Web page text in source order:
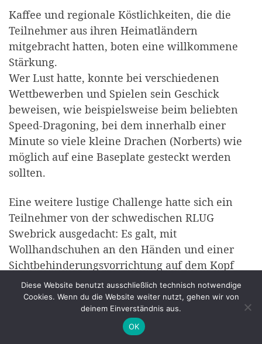
Kaffee und regionale Köstlichkeiten, die die
Teilnehmer aus ihren Heimatländern
mitgebracht hatten, boten eine willkommene
Stärkung.
Wer Lust hatte, konnte bei verschiedenen
Wettbewerben und Spielen sein Geschick
beweisen, wie beispielsweise beim beliebten
Speed-Dragoning, bei dem innerhalb einer
Minute so viele kleine Drachen (Norberts) wie
möglich auf eine Baseplate gesteckt werden
sollten.
Eine weitere lustige Challenge hatte sich ein
Teilnehmer von der schwedischen RLUG
Swebrick ausgedacht: Es galt, mit
Wollhandschuhen an den Händen und einer
Sichtbehinderungsvorrichtung auf dem Kopf
einen aus DUPLO-Steinen gebauten Fäustling
nachzubauen.
Samstag- und Sonntagvormittag verwandelte
Diese Website benutzt ausschließlich technisch notwendige
Cookies. Wenn du die Website weiter nutzt, gehen wir von
deinem Einverständnis aus.
OK